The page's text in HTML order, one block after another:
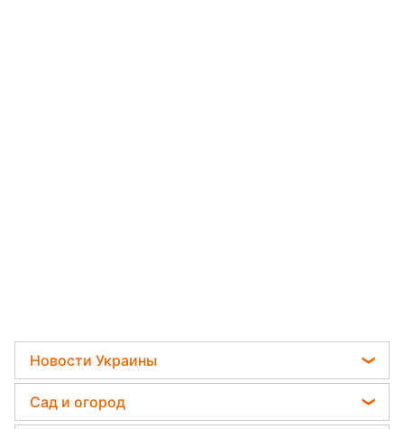
Новости Украины
Мобилизация
Политика
Сад и огород